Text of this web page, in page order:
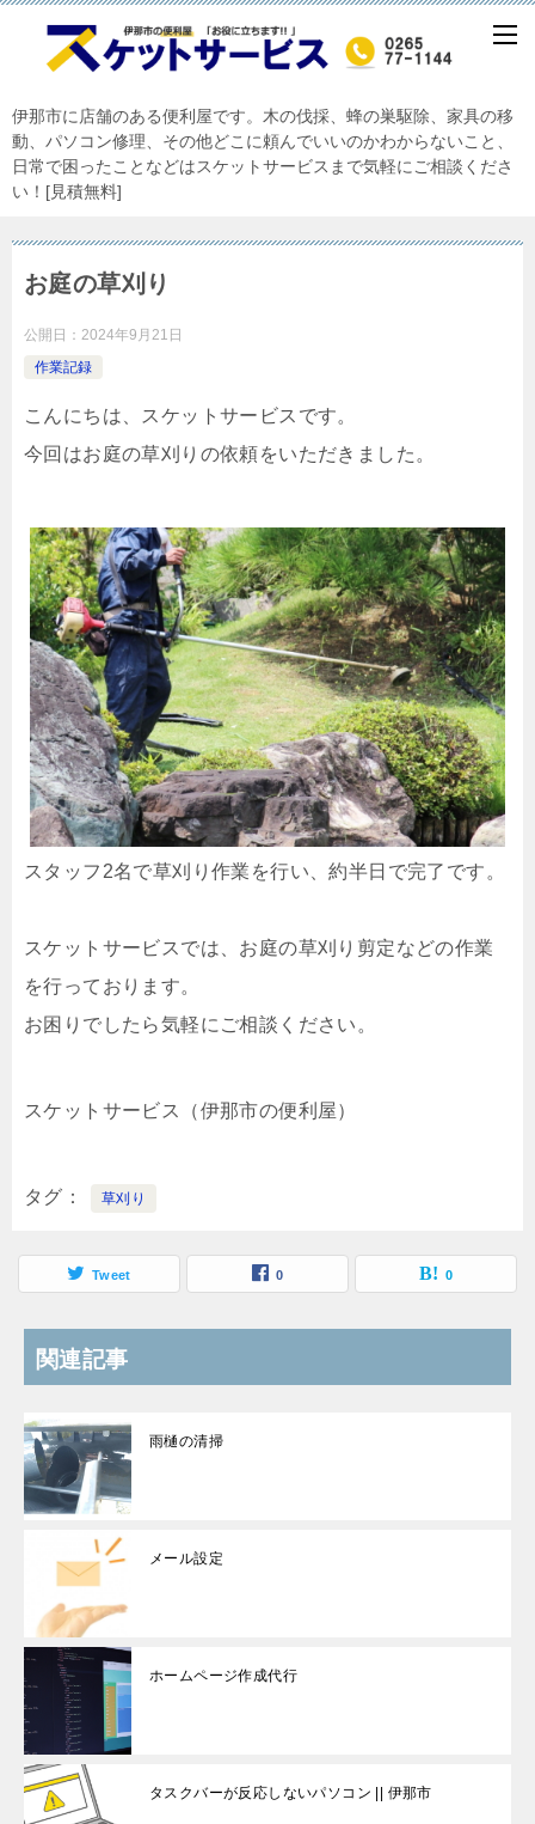
伊那市に店舗のある便利屋です。木の伐採、蜂の巣駆除、家具の移
動、パソコン修理、その他どこに頼んでいいのかわからないこと、
日常で困ったことなどはスケットサービスまで気軽にご相談くださ
い！[見積無料]
お庭の草刈り
公開日： 2024年9月21日
作業記録
こんにちは、スケットサービスです。
今回はお庭の草刈りの依頼をいただきました。
スタッフ2名で草刈り作業を行い、約半日で完了です。
スケットサービスでは、お庭の草刈り剪定などの作業
を行っております。
お困りでしたら気軽にご相談ください。
スケットサービス（伊那市の便利屋）
タグ 草刈り
Tweet 0 0
関連記事
雨樋の清掃
メール設定
ホームページ作成代行
タスクバーが反応しないパソコン || 伊那市